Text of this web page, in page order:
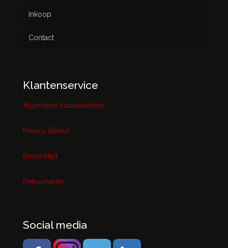
Inkoop
Contact
Klantenservice
Algemene Voorwaarden
Privacy Beleid
Bedenktijd
Retourneren
Social media